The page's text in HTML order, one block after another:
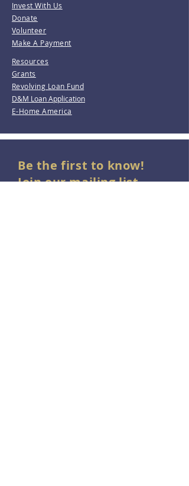
Invest With Us
Donate
Volunteer
Make A Payment
Resources
Grants
Revolving Loan Fund
D&M Loan Application
E-Home America
Be the first to know!
Join our mailing list.